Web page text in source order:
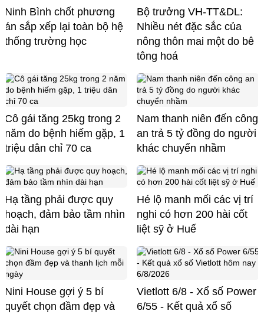
Ninh Bình chốt phương
án sắp xếp lại toàn bộ hệ
thống trường học
Bộ trưởng VH-TT&DL:
Nhiều nét đặc sắc của
nông thôn mai một do bê
tông hoá
Cô gái tăng 25kg trong 2
năm do bệnh hiếm gặp, 1
triệu dân chỉ 70 ca
Nam thanh niên đến công
an trả 5 tỷ đồng do người
khác chuyển nhầm
Hạ tầng phải được quy
hoạch, đảm bảo tầm nhìn
dài hạn
Hé lộ manh mối các vị trí
nghi có hơn 200 hài cốt
liệt sỹ ở Huế
Nini House gợi ý 5 bí
quyết chọn đầm đẹp và
Vietlott 6/8 - Xổ số Power
6/55 - Kết quả xổ số